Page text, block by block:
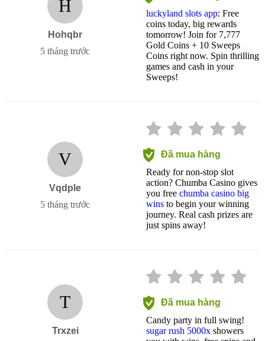
H
Hohqbr
5 tháng trước
luckyland slots app: Free
coins today, big rewards
tomorrow! Join for 7,777
Gold Coins + 10 Sweeps
Coins right now. Spin thrilling
games and cash in your
Sweeps!
V
Vqdple
5 tháng trước
Đã mua hàng
Ready for non-stop slot
action? Chumba Casino gives
you free chumba casino big
wins to begin your winning
journey. Real cash prizes are
just spins away!
T
Trxzei
Đã mua hàng
Candy party in full swing!
sugar rush 5000x showers